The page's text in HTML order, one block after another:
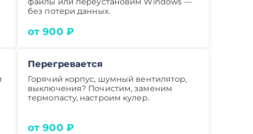
без потери данных.
от 900 ₽
Перегревается
Горячий корпус, шумный вентилятор,
выключения? Почистим, заменим
термопасту, настроим кулер.
от 900 ₽